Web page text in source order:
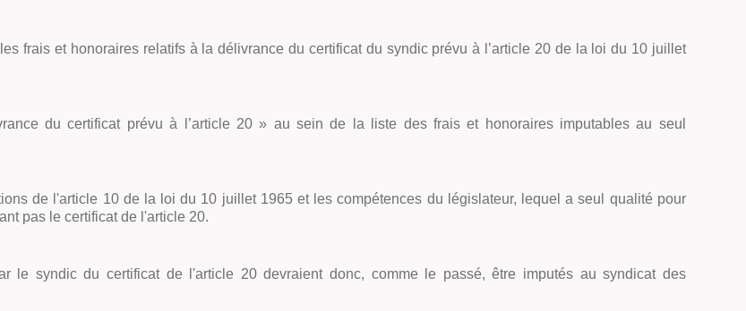
frais et honoraires relatifs à la délivrance du certificat du syndic prévu à l’article 20 de la loi du 10 juillet
du certificat prévu à l’article 20 » au sein de la liste des frais et honoraires imputables au seul
de l'article 10 de la loi du 10 juillet 1965 et les compétences du législateur, lequel a seul qualité pour
pas le certificat de l'article 20.
le syndic du certificat de l'article 20 devraient donc, comme le passé, être imputés au syndicat des